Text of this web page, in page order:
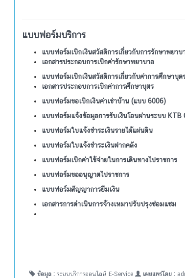
แบบฟอร์มบริการ
แบบฟอร์มเบิกเงินสวัสดิการเกี่ยวกับการรักษาพยาบ
เอกสารประกอบการเบิกค่ารักษาพยาบาล
แบบฟอร์มเบิกเงินสวัสดิการเกี่ยวกับค่าการศึกษาบุต
เอกสารประกอบการเบิกค่าการศึกษาบุตร
แบบฟอร์มขอเบิกเงินค่าเช่าบ้าน (แบบ 6006)
แบบฟอร์มแจ้งข้อมูลการรับเงินโอนผ่านระบบ KTB
แบบฟอร์มใบแจ้งชำระเงินรายได้แผ่นดิน
แบบฟอร์มใบแจ้งชำระเงินฝากคลัง
แบบฟอร์มเบิกค่าใช้จ่ายในการเดินทางไปราชการ
แบบฟอร์มขออนุญาตไปราชการ
แบบฟอร์มสัญญาการยืมเงิน
เอกสารการดำเนินการจ้างเหมาปรับปรุงซ่อมแซม
ข้อมูล : ระบบบริการออนไลน์ E-Service เผยแพร่โดย :